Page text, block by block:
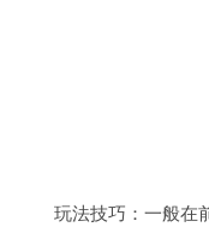
玩法技巧：一般在